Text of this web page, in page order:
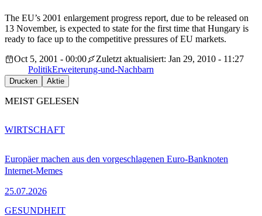
The EU’s 2001 enlargement progress report, due to be released on
13 November, is expected to state for the first time that Hungary is
ready to face up to the competitive pressures of EU markets.
Oct 5, 2001 - 00:00
Zuletzt aktualisiert: Jan 29, 2010 - 11:27
PolitikErweiterung-und-Nachbarn
Drucken Aktie
MEIST GELESEN
Europäer machen aus den vorgeschlagenen Euro-Banknoten
Internet-Memes
25.07.2026
WIRTSCHAFT
GESUNDHEIT